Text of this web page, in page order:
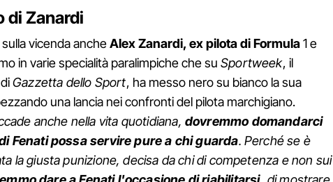
di Zanardi
vicenda ancheAlex Zanardi, ex pilota di Formula1 e
in varie specialità paralimpiche che su Sportweek, il
Gazzetta dello Sport, ha messo nero su bianco la sua
una lancia nei confronti del pilota marchigiano.
anche nella vita quotidiana, dovremmo domandarci
Fenati possa servire pure a chi guarda. Perché se è
la giusta punizione, decisa da chi di competenza e non sui